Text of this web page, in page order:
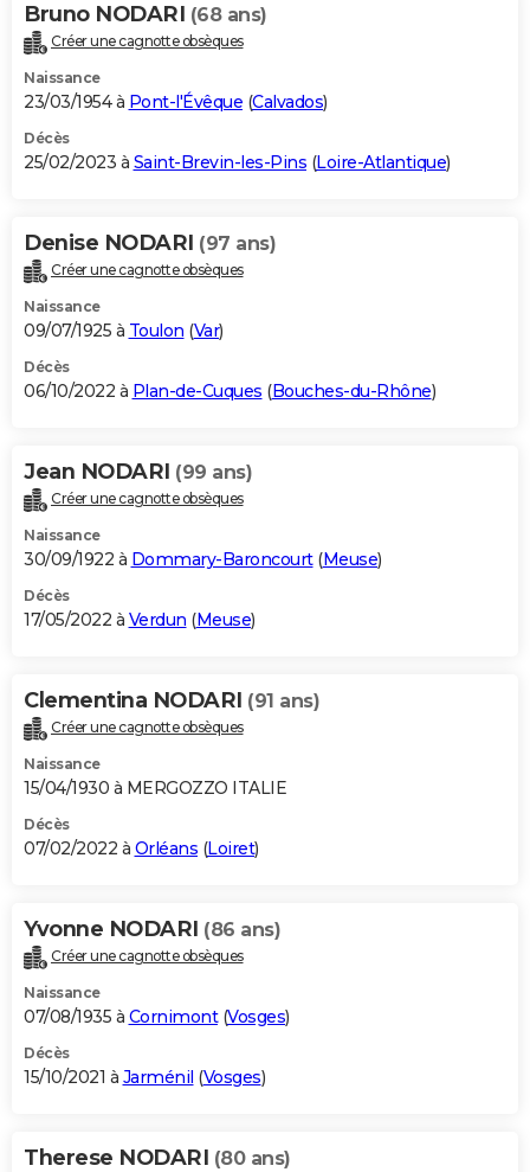
Bruno NODARI (68 ans)
Créer une cagnotte obsèques
Naissance
23/03/1954 à Pont-l'Évêque (Calvados)
Décès
25/02/2023 à Saint-Brevin-les-Pins (Loire-Atlantique)
Denise NODARI (97 ans)
Créer une cagnotte obsèques
Naissance
09/07/1925 à Toulon (Var)
Décès
06/10/2022 à Plan-de-Cuques (Bouches-du-Rhône)
Jean NODARI (99 ans)
Créer une cagnotte obsèques
Naissance
30/09/1922 à Dommary-Baroncourt(Meuse)
Décès
17/05/2022 à Verdun (Meuse)
Clementina NODARI (91 ans)
Créer une cagnotte obsèques
Naissance
15/04/1930 à MERGOZZO ITALIE
Décès
07/02/2022 à Orléans (Loiret)
Yvonne NODARI (86 ans)
Créer une cagnotte obsèques
Naissance
07/08/1935 à Cornimont(Vosges)
Décès
15/10/2021 à Jarménil (Vosges)
Therese NODARI (80 ans)